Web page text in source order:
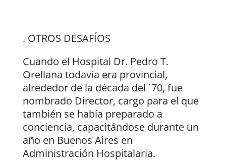
. OTROS DESAFÍOS
Cuando el Hospital Dr. Pedro T.
Orellana todavía era provincial,
alrededor de la década del ´70, fue
nombrado Director, cargo para el que
también se había preparado a
conciencia, capacitándose durante un
año en Buenos Aires en
Administración Hospitalaria.